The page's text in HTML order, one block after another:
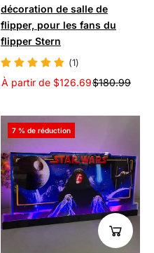
décoration de salle de
flipper, pour les fans du
flipper Stern
(1)
À partir de $126.69$180.99
7 % de réduction